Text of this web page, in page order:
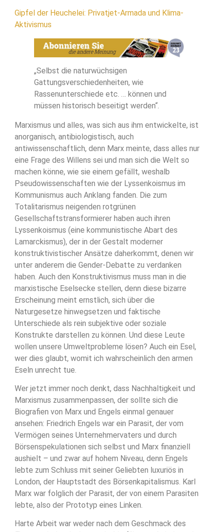
Gipfel der Heuchelei: Privatjet-Armada und Klima-
Aktivismus
„Selbst die naturwüchsigen
Gattungsverschiedenheiten, wie
Rassenunterschiede etc. … können und
müssen historisch beseitigt werden“.
Marxismus und alles, was sich aus ihm entwickelte, ist
anorganisch, antibiologistisch, auch
antiwissenschaftlich, denn Marx meinte, dass alles nur
eine Frage des Willens sei und man sich die Welt so
machen könne, wie sie einem gefällt, weshalb
Pseudowissenschaften wie der Lyssenkoismus im
Kommunismus auch Anklang fanden. Die zum
Totalitarismus neigenden rotgrünen
Gesellschaftstransformierer haben auch ihren
Lyssenkoismus (eine kommunistische Abart des
Lamarckismus), der in der Gestalt moderner
konstruktivistischer Ansätze daherkommt, denen wir
unter anderem die Gender-Debatte zu verdanken
haben. Auch den Konstruktivismus muss man in die
marxistische Eselsecke stellen, denn diese bizarre
Erscheinung meint ernstlich, sich über die
Naturgesetze hinwegsetzen und faktische
Unterschiede als rein subjektive oder soziale
Konstrukte darstellen zu können. Und diese Leute
wollen unsere Umweltprobleme lösen? Auch ein Esel,
wer dies glaubt, womit ich wahrscheinlich den armen
Eseln unrecht tue.
Wer jetzt immer noch denkt, dass Nachhaltigkeit und
Marxismus zusammenpassen, der sollte sich die
Biografien von Marx und Engels einmal genauer
ansehen: Friedrich Engels war ein Parasit, der vom
Vermögen seines Unternehmervaters und durch
Börsenspekulationen sich selbst und Marx finanziell
aushielt – und zwar auf hohem Niveau, denn Engels
lebte zum Schluss mit seiner Geliebten luxuriös in
London, der Hauptstadt des Börsenkapitalismus. Karl
Marx war folglich der Parasit, der von einem Parasiten
lebte, also der Prototyp eines Linken.
Harte Arbeit war weder nach dem Geschmack des